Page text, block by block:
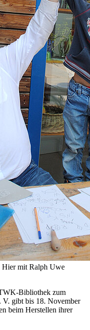
Hier mit Ralph Uwe
Bibliothek zum
V. gibt bis 18. November
beim Herstellen ihrer